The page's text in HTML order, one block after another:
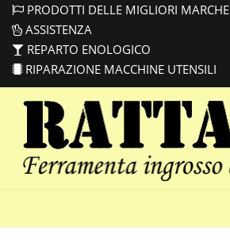
PRODOTTI DELLE MIGLIORI MARCHE
ASSISTENZA
REPARTO ENOLOGICO
RIPARAZIONE MACCHINE UTENSILI